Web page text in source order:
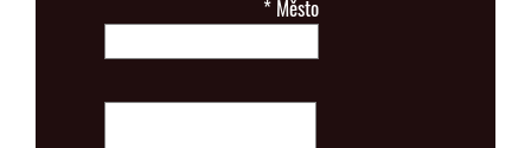
* Město